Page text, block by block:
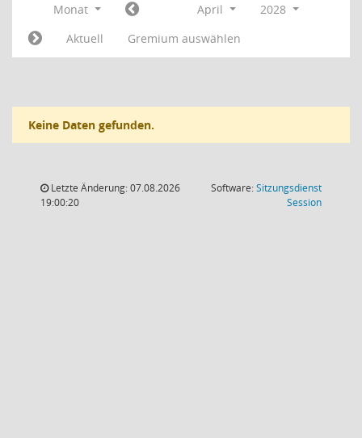
Monat April
2028
Aktuell
Gremium auswählen
Keine Daten gefunden.
Letzte Änderung: 07.08.2026
19:00:20
Software:Sitzungsdienst
Session(Wird in